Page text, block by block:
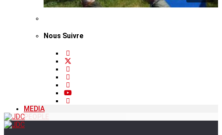
Nous Suivre
MEDIA
PEOPLE